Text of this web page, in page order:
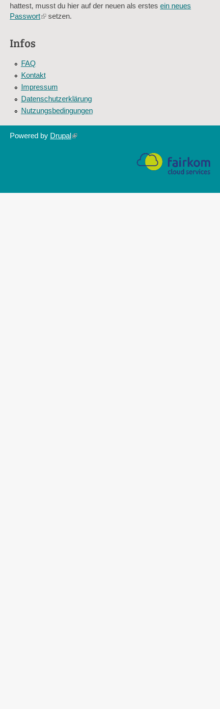
hattest, musst du hier auf der neuen als erstes ein neues
Passwort(linksetzen.
Infos
FAQ
Kontakt
Impressum
Datenschutzerklärung
Nutzungsbedingungen
Powered by Drupal(link